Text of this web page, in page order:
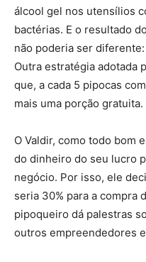
álcool gel nos utensílios
bactérias. E o resultado
não poderia ser
Outra estratégia adotada
que, a cada 5 pipocas
mais uma porção gratuita.
O Valdir, como todo bom
do dinheiro do seu lucro
negócio. Por isso, ele
seria 30% para a compra
pipoqueiro dá palestras
outros empreendedores